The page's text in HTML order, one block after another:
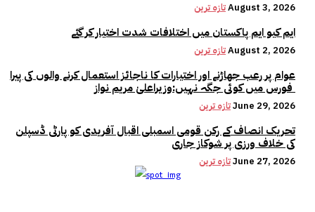
تازہ ترینAugust 3, 2026
ایم کیو ایم پاکستان میں اختلافات شدت اختیار کر گئے
تازہ ترینAugust 2, 2026
عوام پر رعب جھاڑنے اور اختیارات کا ناجائز استعمال کرنے والوں کی پیرا
تازہ ترینJune 29, 2026
تحریک انصاف کے رکن قومی اسمبلی اقبال آفریدی کو پارٹی ڈسپلن
کی خلاف ورزی پر شوکاز جاری
تازہ ترینJune 27, 2026